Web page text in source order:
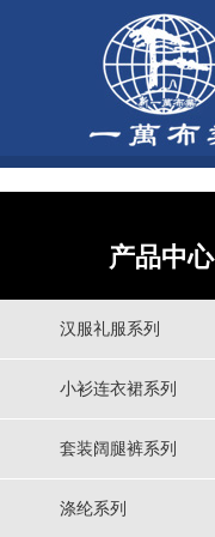
产品中心
汉服礼服系列
小衫连衣裙系列
套装阔腿裤系列
涤纶系列